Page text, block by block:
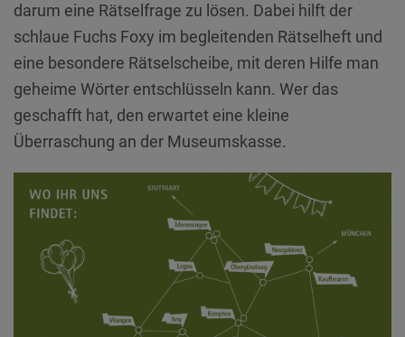
darum eine Rätselfrage zu lösen. Dabei hilft der
schlaue Fuchs Foxy im begleitenden Rätselheft und
eine besondere Rätselscheibe, mit deren Hilfe man
geheime Wörter entschlüsseln kann. Wer das
geschafft hat, den erwartet eine kleine
Überraschung an der Museumskasse.
Zurück